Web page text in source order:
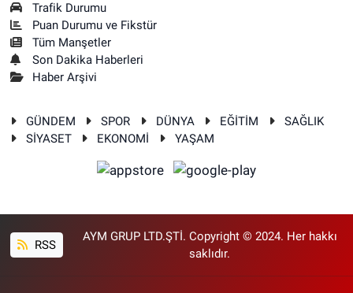
Trafik Durumu
Puan Durumu ve Fikstür
Tüm Manşetler
Son Dakika Haberleri
Haber Arşivi
GÜNDEM SPOR DÜNYA EĞİTİM
SAĞLIK
SİYASET
EKONOMİ YAŞAM
RSS
AYM GRUP LTD.ŞTİ. Copyright © 2024. Her hakkı
saklıdır.